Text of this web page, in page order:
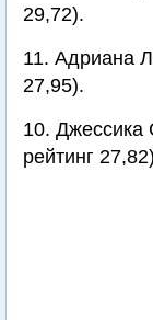
29,72).
11. Адриана
27,95).
10. Джессика
рейтинг